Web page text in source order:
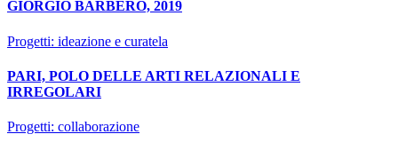
GIORGIO BARBERO, 2019
Progetti: ideazione e curatela
PARI, POLO DELLE ARTI RELAZIONALI E
IRREGOLARI
Progetti: collaborazione